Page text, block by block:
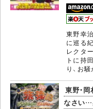
東野幸
に巡る
レクタ
トに持
り、お
東野・
なさい…